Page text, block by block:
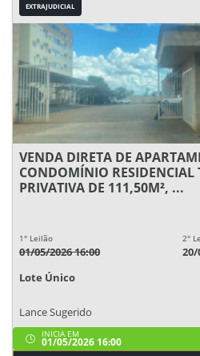
EXTRAJUDICIAL
VENDA DIRETA DE
CONDOMÍNIO RESIDENCIAL
PRIVATIVA DE 111,50M², ...
1° Leilão
01/05/2026 16:00
2°
20/
Lote Único
Lance Sugerido
INICIA EM
01/05/2026 16:00